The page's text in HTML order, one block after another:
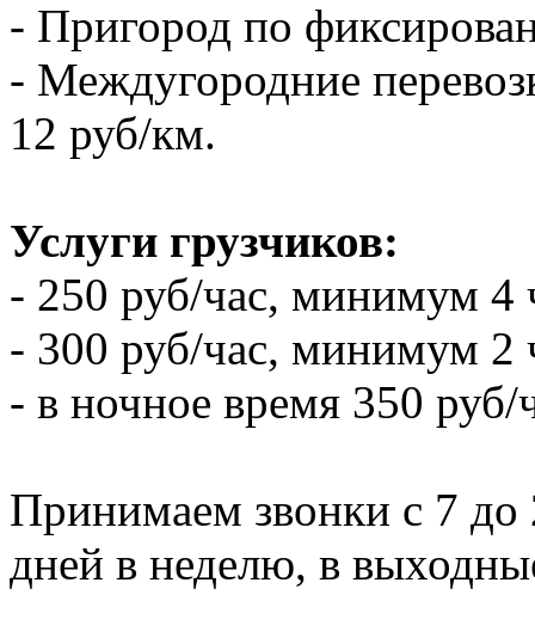
- Пригород по
- Междугородние
12 руб/км.
Услуги грузчиков:
- 250 руб/час, минимум 4
- 300 руб/час, минимум 2
- в ночное время 350
Принимаем звонки с 7 до
дней в неделю, в